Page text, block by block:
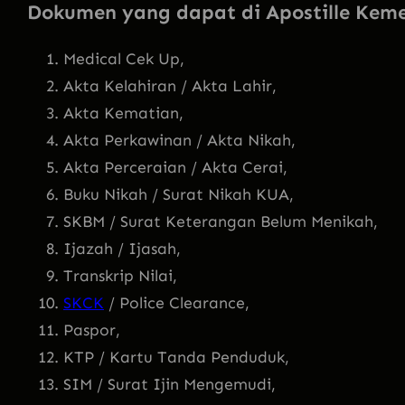
Dokumen yang dapat di Apostille
Medical Cek Up,
Akta Kelahiran / Akta Lahir,
Akta Kematian,
Akta Perkawinan / Akta Nikah,
Akta Perceraian / Akta Cerai,
Buku Nikah / Surat Nikah KUA,
SKBM / Surat Keterangan Belum Menikah,
Ijazah / Ijasah,
Transkrip Nilai,
SKCK / Police Clearance,
Paspor,
KTP / Kartu Tanda Penduduk,
SIM / Surat Ijin Mengemudi,